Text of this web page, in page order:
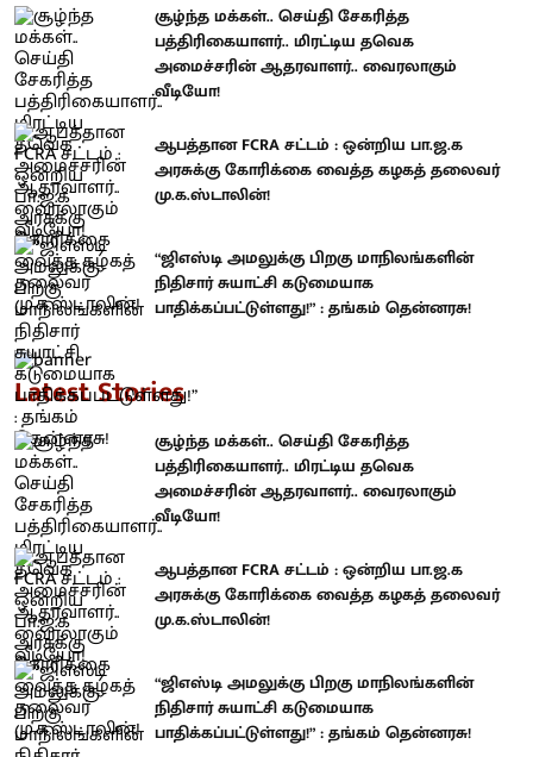
சூழ்ந்த மக்கள்.. செய்தி சேகரித்த
பத்திரிகையாளர்.. மிரட்டிய தவெக
அமைச்சரின் ஆதரவாளர்.. வைரலாகும்
வீடியோ!
ஆபத்தான FCRA சட்டம் : ஒன்றிய பா.ஜ.க
அரசுக்கு கோரிக்கை வைத்த கழகத் தலைவர்
மு.க.ஸ்டாலின்!
“ஜிஎஸ்டி அமலுக்கு பிறகு மாநிலங்களின்
நிதிசார் சுயாட்சி கடுமையாக
பாதிக்கப்பட்டுள்ளது!” : தங்கம் தென்னரசு!
Latest Stories
சூழ்ந்த மக்கள்.. செய்தி சேகரித்த
பத்திரிகையாளர்.. மிரட்டிய தவெக
அமைச்சரின் ஆதரவாளர்.. வைரலாகும்
வீடியோ!
ஆபத்தான FCRA சட்டம் : ஒன்றிய பா.ஜ.க
அரசுக்கு கோரிக்கை வைத்த கழகத் தலைவர்
மு.க.ஸ்டாலின்!
“ஜிஎஸ்டி அமலுக்கு பிறகு மாநிலங்களின்
நிதிசார் சுயாட்சி கடுமையாக
பாதிக்கப்பட்டுள்ளது!” : தங்கம் தென்னரசு!